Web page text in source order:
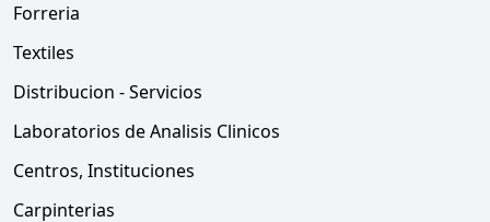
Forreria
Textiles
Distribucion - Servicios
Laboratorios de Analisis Clinicos
Centros, Instituciones
Carpinterias